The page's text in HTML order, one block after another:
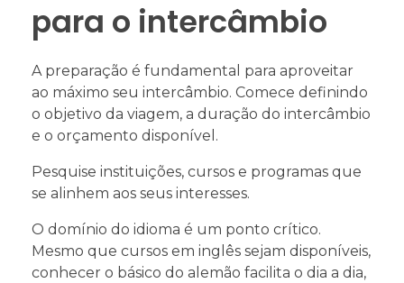
para o intercâmbio
A preparação é fundamental para aproveitar
ao máximo seu intercâmbio. Comece definindo
o objetivo da viagem, a duração do intercâmbio
e o orçamento disponível.
Pesquise instituições, cursos e programas que
se alinhem aos seus interesses.
O domínio do idioma é um ponto crítico.
Mesmo que cursos em inglês sejam disponíveis,
conhecer o básico do alemão facilita o dia a dia,